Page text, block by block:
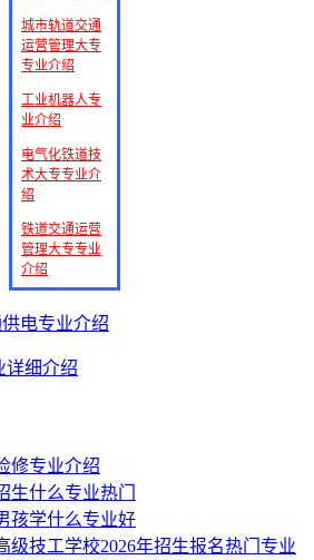
城市轨道交通
运营管理大专
专业介绍
工业机器人专
业介绍
电气化铁道技
术大专专业介
绍
铁道交通运营
管理大专专业
介绍
电专业介绍
详细介绍
修专业介绍
生什么专业热门
孩学什么专业好
级技工学校2026年招生报名热门专业